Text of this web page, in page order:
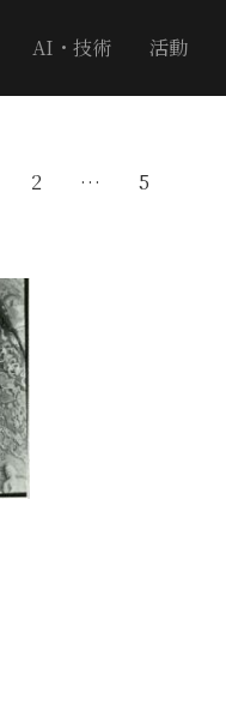
AI・技術 活動
2 … 5